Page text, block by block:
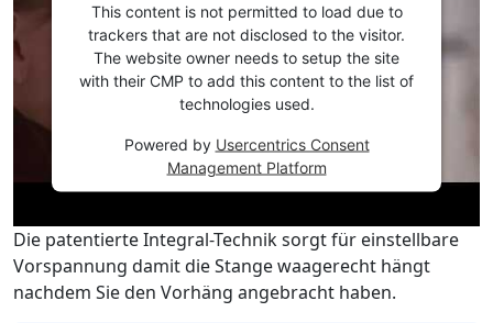
This content is not permitted to load due to
trackers that are not disclosed to the visitor.
The website owner needs to setup the site
with their CMP to add this content to the list of
technologies used.
Powered by Usercentrics Consent
Management Platform
Die patentierte Integral-Technik sorgt für einstellbare
Vorspannung damit die Stange waagerecht hängt
nachdem Sie den Vorhäng angebracht haben.